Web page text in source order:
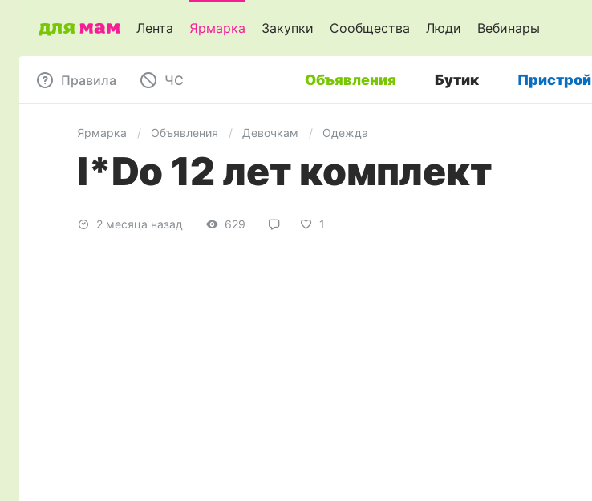
Лента Ярмарка Закупки Сообщества Люди Вебинары
Правила ЧC Объявления Бутик Пристрой
Ярмарка Объявления Девочкам Одежда
I*Dо 12 лет комплект
2 месяца назад 629 1